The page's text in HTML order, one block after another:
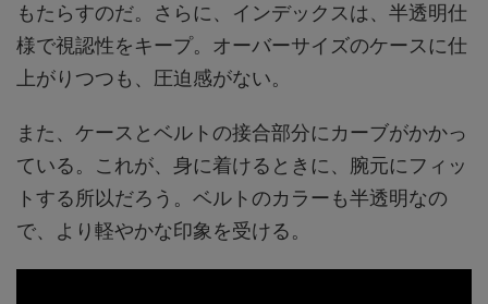
もたらすのだ。さらに、インデックスは、半透明仕
様で視認性をキープ。オーバーサイズのケースに仕
上がりつつも、圧迫感がない。
また、ケースとベルトの接合部分にカーブがかかっ
ている。これが、身に着けるときに、腕元にフィッ
トする所以だろう。ベルトのカラーも半透明なの
で、より軽やかな印象を受ける。